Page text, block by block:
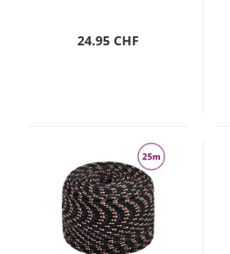
24.95 CHF